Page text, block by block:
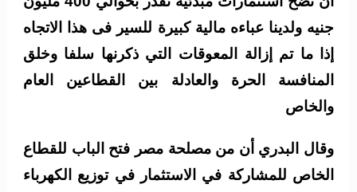
جنيه ولدينا عباءه مالية كبيرة للسير فى هذا الاتجاه
إذا ما تم إزالة المعوقات التي ذكرنها سلفا وخلق
المنافسة الحرة والعادلة بين القطاعين العام
والخاص
وقال البدري أن من مصلحة مصر فتح الباب للقطاع
الخاص للمشاركة في الاستثمار في توزيع الكهرباء